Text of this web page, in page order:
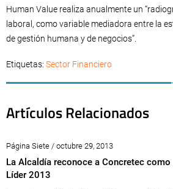
Human Value realiza anualmente un
laboral, como variable mediadora entre la
de gestión humana y de negocios”.
Etiquetas: Sector Financiero
Artículos Relacionados
Página Siete / octubre 29, 2013
La Alcaldía reconoce a Concretec como
Líder 2013